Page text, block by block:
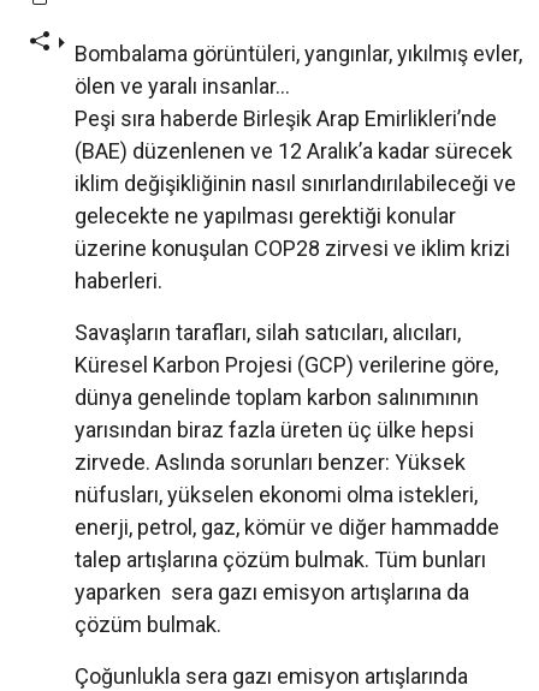
Bombalama görüntüleri, yangınlar, yıkılmış evler,
ölen ve yaralı insanlar…
Peşi sıra haberde Birleşik Arap Emirlikleri’nde
(BAE) düzenlenen ve 12 Aralık’a kadar sürecek
iklim değişikliğinin nasıl sınırlandırılabileceği ve
gelecekte ne yapılması gerektiği konular
üzerine konuşulan COP28 zirvesi ve iklim krizi
haberleri.
Savaşların tarafları, silah satıcıları, alıcıları,
Küresel Karbon Projesi (GCP) verilerine göre,
dünya genelinde toplam karbon salınımının
yarısından biraz fazla üreten üç ülke hepsi
zirvede. Aslında sorunları benzer: Yüksek
nüfusları, yükselen ekonomi olma istekleri,
enerji, petrol, gaz, kömür ve diğer hammadde
talep artışlarına çözüm bulmak. Tüm bunları
yaparken sera gazı emisyon artışlarına da
çözüm bulmak.
Çoğunlukla sera gazı emisyon artışlarında